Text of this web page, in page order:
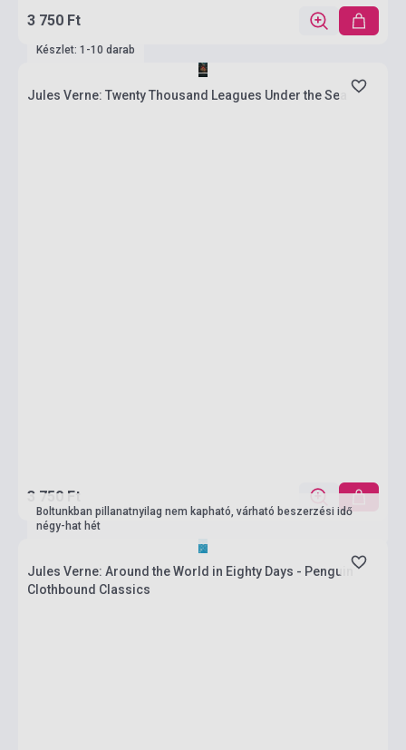
3 750 Ft
Készlet: 1-10 darab
Jules Verne: Twenty Thousand Leagues Under the Sea
3 750 Ft
Boltunkban pillanatnyilag nem kapható, várható beszerzési idő
négy-hat hét
Jules Verne: Around the World in Eighty Days - Penguin
Clothbound Classics